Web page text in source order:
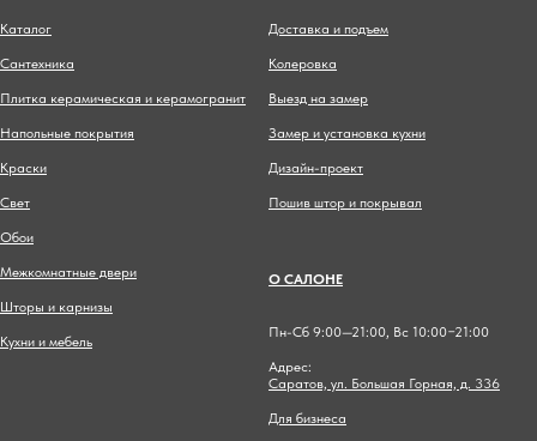
Каталог
Сантехника
Плитка керамическая и керамогранит
Напольные покрытия
Краски
Свет
Обои
Межкомнатные двери
Шторы и карнизы
Кухни и мебель
Доставка и подъем
Колеровка
Выезд на замер
Замер и установка кухни
Дизайн-проект
Пошив штор и покрывал
О САЛОНЕ
Пн-Сб 9:00—21:00, Вс 10:00−21:00
Адрес:
Саратов, ул. Большая Горная, д. 336
Для бизнеса